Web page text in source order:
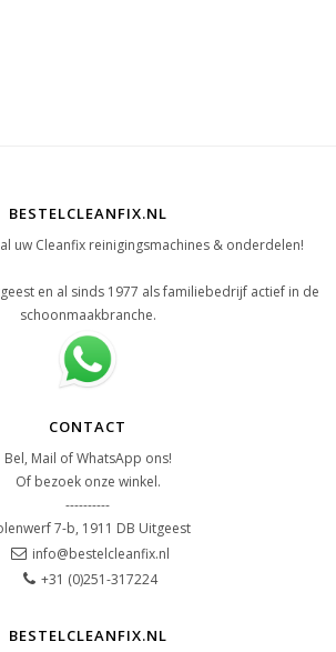
BESTELCLEANFIX.NL
uw Cleanfix reinigingsmachines & onderdelen!
en al sinds 1977 als familiebedrijf actief in de
schoonmaakbranche.
CONTACT
Bel, Mail of WhatsApp ons!
Of bezoek onze winkel.
----------
7-b, 1911 DB Uitgeest
info@bestelcleanfix.nl
+31 (0)251-317224
BESTELCLEANFIX.NL